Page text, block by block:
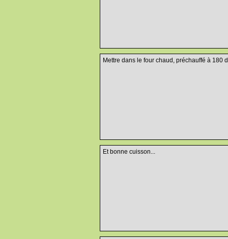
Mettre dans le four chaud, préchauffé à 180
Et bonne cuisson...